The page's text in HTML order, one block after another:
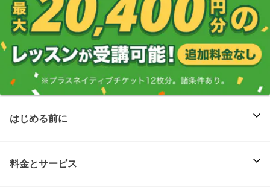
はじめる前に
料金とサービス